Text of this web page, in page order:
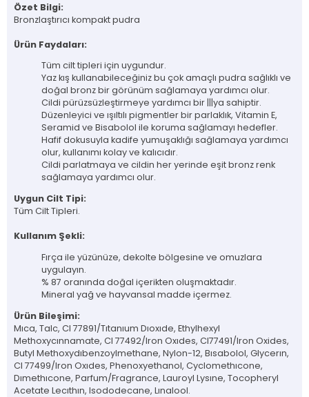
Özet Bilgi:
Bronzlaştırıcı kompakt pudra
Ürün Faydaları:
Tüm cilt tipleri için uygundur.
Yaz kış kullanabileceğiniz bu çok amaçlı pudra sağlıklı ve
doğal bronz bir görünüm sağlamaya yardımcı olur.
Cildi pürüzsüzleştirmeye yardımcı bir |||ya sahiptir.
Düzenleyici ve ışıltılı pigmentler bir parlaklık, Vitamin E,
Seramid ve Bisabolol ile koruma sağlamayı hedefler.
Hafif dokusuyla kadife yumuşaklığı sağlamaya yardımcı
olur, kullanımı kolay ve kalıcıdır.
Cildi parlatmaya ve cildin her yerinde eşit bronz renk
sağlamaya yardımcı olur.
Uygun Cilt Tipi:
Tüm Cilt Tipleri.
Kullanım Şekli:
Fırça ile yüzünüze, dekolte bölgesine ve omuzlara
uygulayın.
% 87 oranında doğal içerikten oluşmaktadır.
Mineral yağ ve hayvansal madde içermez.
Ürün Bileşimi:
Mıca, Talc, CI 77891/Tıtanıum Dıoxıde, Ethylhexyl
Methoxycınnamate, CI 77492/Iron Oxıdes, CI77491/Iron Oxides,
Butyl Methoxydıbenzoylmethane, Nylon-12, Bısabolol, Glycerın,
CI 77499/Iron Oxıdes, Phenoxyethanol, Cyclomethıcone,
Dımethıcone, Parfum/Fragrance, Lauroyl Lysıne, Tocopheryl
Acetate Lecıthın, Isododecane, Lınalool.